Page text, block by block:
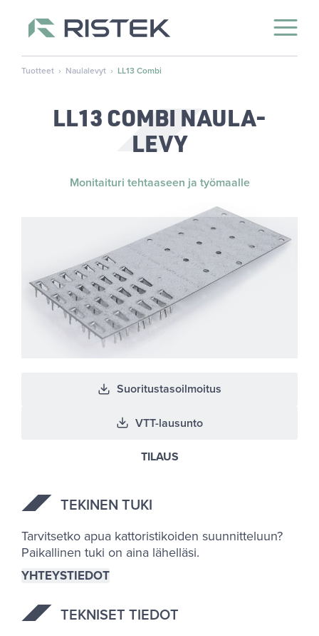
Skip to content
Avaa
Tuotteet › Naulalevyt › LL13 Combi
LL13 COMBI NAU­LA­
LE­VY
Monitaituri tehtaaseen ja työmaalle
Suoritustasoilmoitus
VTT-lausunto
TILAUS
TE­KI­NEN TUKI
Tarvitsetko apua kattoristikoiden suunnitteluun?
Paikallinen tuki on aina lähelläsi.
YHTEYSTIEDOT
TEK­NI­SET TIE­DOT